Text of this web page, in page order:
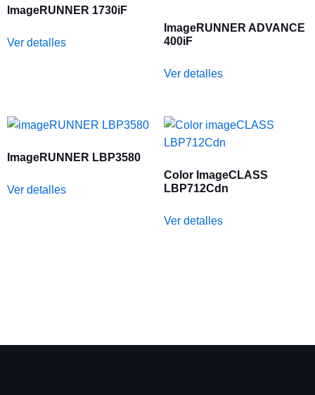
ImageRUNNER 1730iF
Ver detalles
ImageRUNNER ADVANCE
400iF
Ver detalles
ImageRUNNER LBP3580
Ver detalles
Color ImageCLASS
LBP712Cdn
Ver detalles